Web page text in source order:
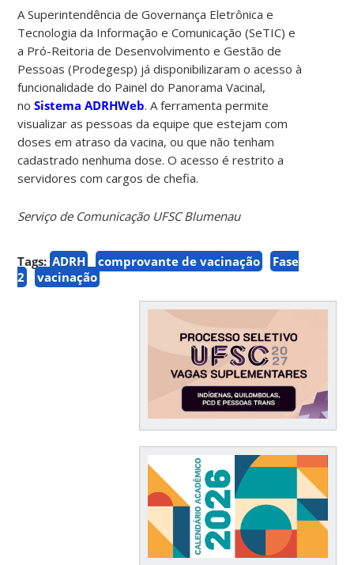
A Superintendência de Governança Eletrônica e
Tecnologia da Informação e Comunicação (SeTIC) e
a Pró-Reitoria de Desenvolvimento e Gestão de
Pessoas (Prodegesp) já disponibilizaram o acesso à
funcionalidade do Painel do Panorama Vacinal,
noSistema ADRHWeb. A ferramenta permite
visualizar as pessoas da equipe que estejam com
doses em atraso da vacina, ou que não tenham
cadastrado nenhuma dose. O acesso é restrito a
servidores com cargos de chefia.
Serviço de Comunicação UFSC Blumenau
Tags: ADRH comprovante de vacinação
Fase
2
vacinação